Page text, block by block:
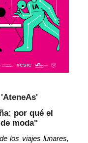
por qué el
moda"
los viajes lunares,